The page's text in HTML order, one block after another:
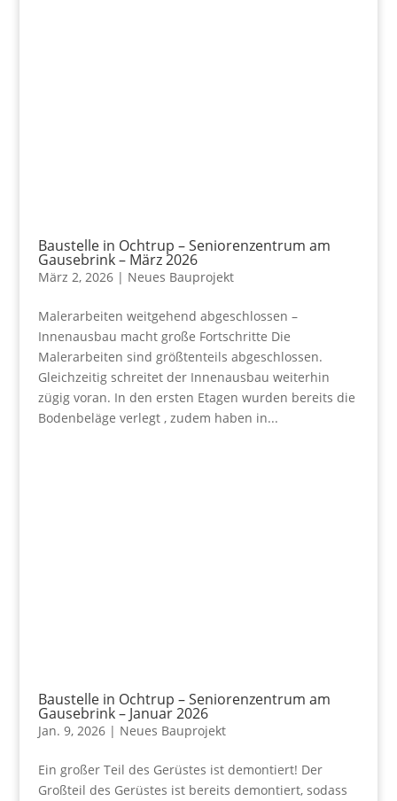
Baustelle in Ochtrup – Seniorenzentrum am
Gausebrink – März 2026
März 2, 2026| Neues Bauprojekt
Malerarbeiten weitgehend abgeschlossen –
Innenausbau macht große Fortschritte Die
Malerarbeiten sind größtenteils abgeschlossen.
Gleichzeitig schreitet der Innenausbau weiterhin
zügig voran. In den ersten Etagen wurden bereits die
Bodenbeläge verlegt , zudem haben in...
Baustelle in Ochtrup – Seniorenzentrum am
Gausebrink – Januar 2026
Jan. 9, 2026| Neues Bauprojekt
Ein großer Teil des Gerüstes ist demontiert! Der
Großteil des Gerüstes ist bereits demontiert, sodass